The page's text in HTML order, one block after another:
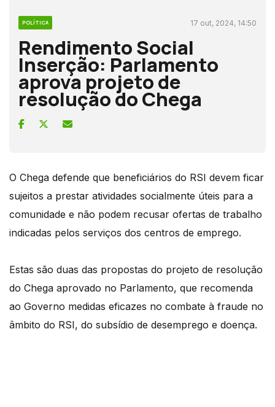
POLÍTICA 17 out, 2024, 14:50
Rendimento Social
Inserção: Parlamento
aprova projeto de
resolução do Chega
O Chega defende que beneficiários do RSI devem ficar
sujeitos a prestar atividades socialmente úteis para a
comunidade e não podem recusar ofertas de trabalho
indicadas pelos serviços dos centros de emprego.
Estas são duas das propostas do projeto de resolução
do Chega aprovado no Parlamento, que recomenda
ao Governo medidas eficazes no combate à fraude no
âmbito do RSI, do subsídio de desemprego e doença.